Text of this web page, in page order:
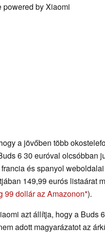
powered by Xiaomi
a jövőben több
6 30 euróval olcsóbban
és spanyol
149,99 eurós listaárat
99 dollár az Amazonon ).
azt állítja, hogy a Buds
adott magyarázatot az